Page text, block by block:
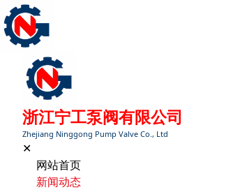
浙江宁工泵阀有限公司
Zhejiang Ninggong Pump Valve Co., Ltd
✕
网站首页
新闻动态